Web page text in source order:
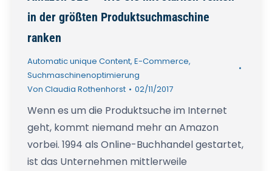
in der größten Produktsuchmaschine
ranken
Automatic unique Content, E-Commerce,
Suchmaschinenoptimierung
Von Claudia Rothenhorst 02/11/2017
Wenn es um die Produktsuche im Internet
geht, kommt niemand mehr an Amazon
vorbei. 1994 als Online-Buchhandel gestartet,
ist das Unternehmen mittlerweile